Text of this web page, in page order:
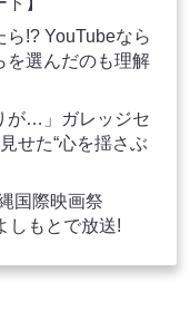
!? YouTubeなら
を選んだのも理解
が…」ガレッジセ
せた“心を揺さぶ
国際映画祭
しもとで放送!